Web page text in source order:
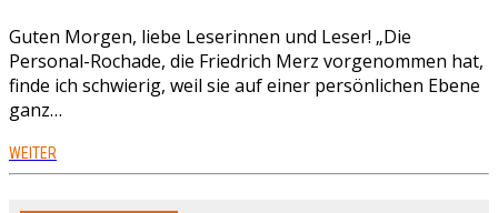
Guten Morgen, liebe Leserinnen und Leser! „Die
Personal-Rochade, die Friedrich Merz vorgenommen hat,
finde ich schwierig, weil sie auf einer persönlichen Ebene
ganz…
WEITER